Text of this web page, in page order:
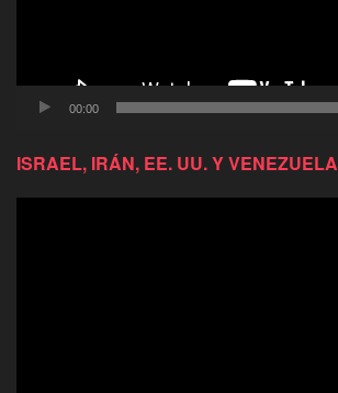
00:00
ISRAEL, IRÁN, EE. UU. Y VENEZUELA